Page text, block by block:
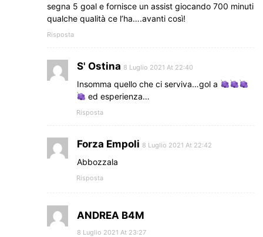
segna 5 goal e fornisce un assist giocando 700 minuti
qualche qualità ce l’ha….avanti così!
Risposta
S' Ostina 8 Luglio 2021 At 22:40
Insomma quello che ci serviva…gol a
ed esperienza…
Risposta
Forza Empoli 8 Luglio 2021 At 22:42
Abbozzala
Risposta
ANDREA B4M
8 Luglio 2021 At 23:27